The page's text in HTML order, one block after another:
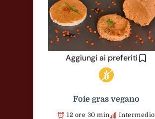
Aggiungi ai preferiti
Foie gras vegano
12 ore 30 min Intermedio